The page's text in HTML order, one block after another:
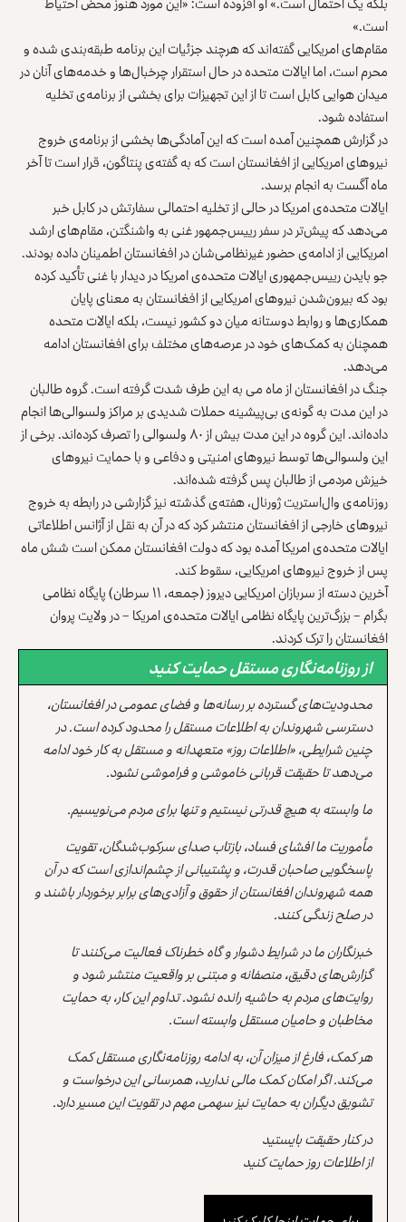
است.»
مقام‌های امریکایی گفته‌اند که هرچند جزئیات این برنامه طبقه‌بندی شده و
محرم است، اما ایالات متحده در حال استقرار چرخبال‌ها و خدمه‌های آنان در
میدان هوایی کابل است تا از این تجهیزات برای بخشی از برنامه‌ی تخلیه
استفاده شود.
در گزارش همچنین آمده است که این آمادگی‌ها بخشی از برنامه‌ی خروج
نیروهای امریکایی از افغانستان است که به گفته‌ی پنتاگون، قرار است تا آخر
ماه آگست به انجام برسد.
ایالات متحده‌ی امریکا در حالی از تخلیه احتمالی سفارتش در کابل خبر
می‌دهد که پیش‌تر در سفر رییس‌جمهور غنی به واشنگتن، مقام‌های ارشد
امریکایی از ادامه‌ی حضور غیرنظامی‌شان در افغانستان اطمینان داده بودند.
جو بایدن رییس‌جمهوری ایالات متحده‌ی امریکادر دیدار با غنی تأکید کرده
بود که بیرون‌شدن نیروهای امریکایی از افغانستان به معنای پایان
همکاری‌ها و روابط دوستانه میان دو کشور نیست، بلکه ایالات متحده
همچنان به کمک‌های خود در عرصه‌های مختلف برای افغانستان ادامه
می‌دهد.
جنگ در افغانستان از ماه می به این طرف شدت گرفته است. گروه طالبان
در این مدت به گونه‌ی بی‌پیشینه حملات شدیدی بر مراکز ولسوالی‌ها انجام
داده‌اند. این گروه در این مدت بیش از ۸۰ ولسوالی را تصرف کرده‌اند. برخی از
این ولسوالی‌ها توسط نیروهای امنیتی و دفاعی و با حمایت نیروهای
خیزش مردمی از طالبان پس گرفته شده‌اند.
روزنامه‌ی وال‌استریت ژورنال، هفته‌ی گذشته نیز گزارشی در رابطه به خروج
نیروهای خارجی از افغانستان منتشر کرد که در آن به نقل از آژانس اطلاعاتی
ایالات متحده‌ی امریکا آمده بود که دولت افغانستان ممکن است شش ماه
پس از خروج نیروهای امریکایی، سقوط کند.
آخرین دسته از سربازان امریکایی دیروز (جمعه، ۱۱ سرطان)
پایگاه نظامی
بگرام– بزرگ‌ترین پایگاه نظامی ایالات متحده‌ی امریکا – در ولایت پروان
افغانستان را ترک کردند.
از روزنامه‌نگاری مستقل حمایت کنید
محدودیت‌های گسترده بر رسانه‌ها و فضای عمومی در افغانستان،
دسترسی شهروندان به اطلاعات مستقل را محدود کرده است. در
چنین شرایطی، «اطلاعات روز» متعهدانه و مستقل به کار خود ادامه
می‌دهد تا حقیقت قربانی خاموشی و فراموشی نشود.
ما وابسته به هیچ قدرتی نیستیم و تنها برای مردم می‌نویسیم.
مأموریت ما افشای فساد، بازتاب صدای سرکوب‌شدگان، تقویت
پاسخگویی صاحبان قدرت، و پشتیبانی از چشم‌اندازی است که در آن
همه شهروندان افغانستان از حقوق و آزادی‌های برابر برخوردار باشند و
در صلح زندگی کنند.
خبرنگاران ما در شرایط دشوار و گاه خطرناک فعالیت می‌کنند تا
گزارش‌های دقیق، منصفانه و مبتنی بر واقعیت منتشر شود و
روایت‌های مردم به حاشیه رانده نشود. تداوم این کار، به حمایت
مخاطبان و حامیان مستقل وابسته است.
هر کمک، فارغ از میزان آن، به ادامه روزنامه‌نگاری مستقل کمک
می‌کند. اگر امکان کمک مالی ندارید، همرسانی این درخواست و
تشویق دیگران به حمایت نیز سهمی مهم در تقویت این مسیر دارد.
در کنار حقیقت بایستید
از اطلاعات روز حمایت کنید